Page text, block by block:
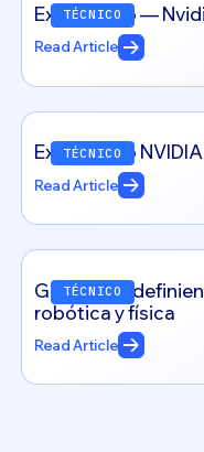
TÉCNICO
Explorando —
Read Article
TÉCNICO
Explorando
Read Article
TÉCNICO
Génesis:
robótica y física
Read Article